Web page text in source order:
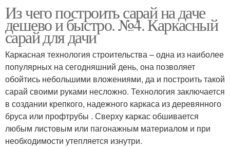
Из чего построить сарай на даче
дешево и быстро. №4. Каркасный
сарай для дачи
Каркасная технология строительства – одна из наиболее
популярных на сегодняшний день, она позволяет
обойтись небольшими вложениями, да и построить такой
сарай своими руками несложно. Технология заключается
в создании крепкого, надежного каркаса из деревянного
бруса или профтрубы . Сверху каркас обшивается
любым листовым или пагонажным материалом и при
необходимости утепляется изнутри.